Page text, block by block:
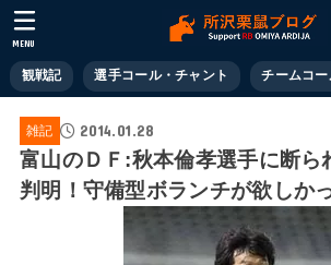
観戦記 選手コール・チャント チームコー
MENU
雑記 2014.01.28
富山のＤＦ:秋本倫孝選手に断ら
判明！守備型ボランチが欲しか